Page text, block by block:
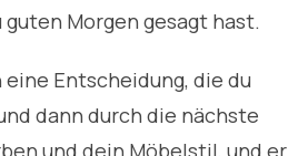
Morgen gesagt hast.
Entscheidung, die du
dann durch die nächste